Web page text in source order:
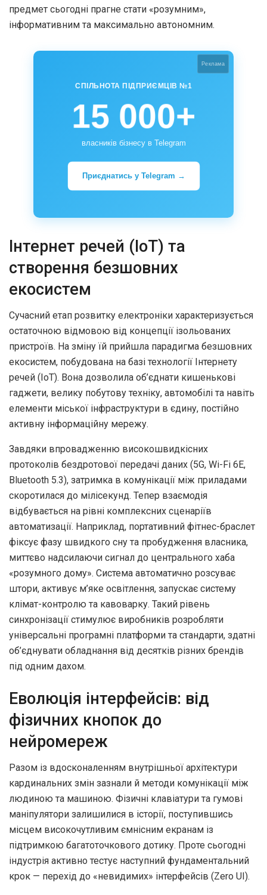
предмет сьогодні прагне стати «розумним»,
інформативним та максимально автономним.
Реклама
СПІЛЬНОТА ПІДПРИЄМЦІВ №1
15 000+
власників бізнесу в Telegram
Приєднатись у Telegram →
Інтернет речей (IoT) та
створення безшовних
екосистем
Сучасний етап розвитку електроніки характеризується
остаточною відмовою від концепції ізольованих
пристроїв. На зміну їй прийшла парадигма безшовних
екосистем, побудована на базі технології Інтернету
речей (IoT). Вона дозволила об’єднати кишенькові
гаджети, велику побутову техніку, автомобілі та навіть
елементи міської інфраструктури в єдину, постійно
активну інформаційну мережу.
Завдяки впровадженню високошвидкісних
протоколів бездротової передачі даних (5G, Wi-Fi 6E,
Bluetooth 5.3), затримка в комунікації між приладами
скоротилася до мілісекунд. Тепер взаємодія
відбувається на рівні комплексних сценаріїв
автоматизації. Наприклад, портативний фітнес-браслет
фіксує фазу швидкого сну та пробудження власника,
миттєво надсилаючи сигнал до центрального хаба
«розумного дому». Система автоматично розсуває
штори, активує м’яке освітлення, запускає систему
клімат-контролю та кавоварку. Такий рівень
синхронізації стимулює виробників розробляти
універсальні програмні платформи та стандарти, здатні
об’єднувати обладнання від десятків різних брендів
під одним дахом.
Еволюція інтерфейсів: від
фізичних кнопок до
нейромереж
Разом із вдосконаленням внутрішньої архітектури
кардинальних змін зазнали й методи комунікації між
людиною та машиною. Фізичні клавіатури та гумові
маніпулятори залишилися в історії, поступившись
місцем високочутливим ємнісним екранам із
підтримкою багатоточкового дотику. Проте сьогодні
індустрія активно тестує наступний фундаментальний
крок — перехід до «невидимих» інтерфейсів (Zero UI).